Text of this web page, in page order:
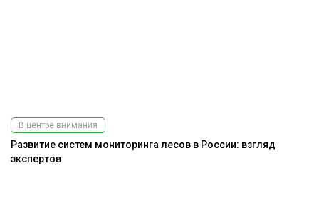
В центре внимания
Развитие систем мониторинга лесов в России: взгляд
экспертов